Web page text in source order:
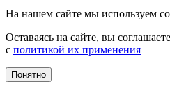
На нашем сайте мы используем
Оставаясь на сайте, вы
с политикой их применения
Понятно